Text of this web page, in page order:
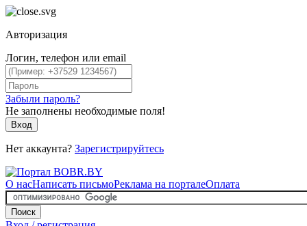
Авторизация
Логин, телефон или email
Забыли пароль?
Не заполнены необходимые поля!
Вход
Нет аккаунта? Зарегистрируйтесь
О насНаписать письмоРеклама на порталеОплата
Поиск